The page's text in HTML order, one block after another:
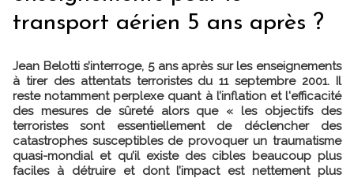
transport aérien 5 ans après ?
Jean Belotti s’interroge, 5 ans après sur les enseignements
à tirer des attentats terroristes du 11 septembre 2001. Il
reste notamment perplexe quant à l’inflation et l'efficacité
des mesures de sûreté alors que « les objectifs des
terroristes sont essentiellement de déclencher des
catastrophes susceptibles de provoquer un traumatisme
quasi-mondial et qu’il existe des cibles beaucoup plus
faciles à détruire et dont l’impact est nettement plus